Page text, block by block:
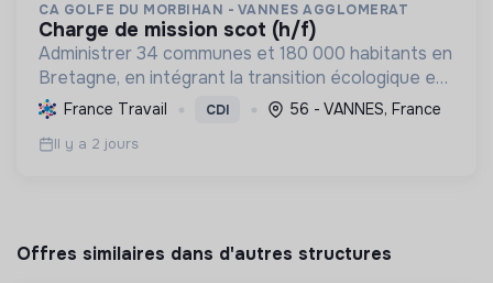
CA GOLFE DU MORBIHAN - VANNES AGGLOMERAT
charge de mission scot (h/f)
Administrer 34 communes et 180 000 habitants en
Bretagne, en intégrant la transition écologique et
sociale par une planification résiliente, des achats
durables et le soutien à l'économie verte.
France Travail CDI 56 - VANNES, France
Il y a 2 jours
Offres similaires dans d'autres structures